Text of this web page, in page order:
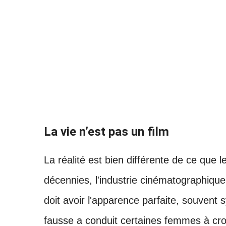
La vie n’est pas un film
La réalité est bien différente de ce que
décennies, l'industrie
doit avoir l'apparence parfaite, souvent
fausse a conduit certaines femmes à